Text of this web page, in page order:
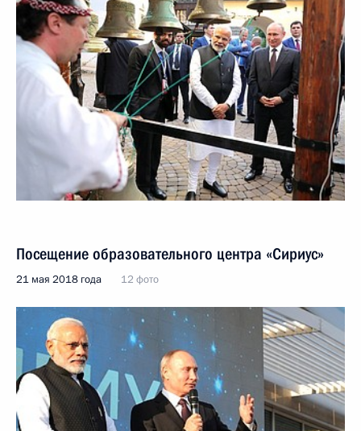
Посещение образовательного центра «Сириус»
21 мая 2018 года 12 фото